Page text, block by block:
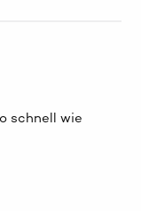
schnell wie